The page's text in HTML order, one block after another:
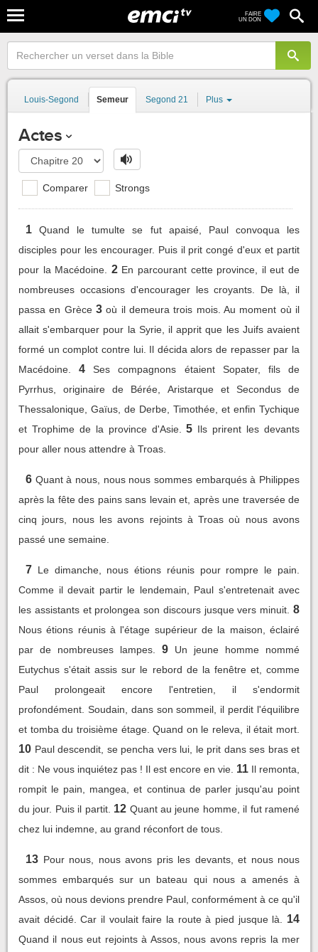
FAIRE
UN DON
Louis-Segond Semeur Segond 21 Plus
Actes
Comparer Strongs
1
Quand le tumulte se fut apaisé, Paul convoqua les
disciples pour les encourager. Puis il prit congé d'eux et partit
pour la Macédoine.
2 En parcourant cette province, il eut de
nombreuses occasions d'encourager les croyants. De là, il
passa en Grèce 3 où il demeura trois mois. Au moment où il
allait s'embarquer pour la Syrie, il apprit que les Juifs avaient
formé un complot contre lui. Il décida alors de repasser par la
Macédoine.
4
Ses compagnons étaient Sopater, fils de
Pyrrhus, originaire de Bérée, Aristarque et Secondus de
Thessalonique, Gaïus, de Derbe, Timothée, et enfin Tychique
et Trophime de la province d'Asie.
5 Ils prirent les devants
pour aller nous attendre à Troas.
6 Quant à nous, nous nous sommes embarqués à Philippes
après la fête des pains sans levain et, après une traversée de
cinq jours, nous les avons rejoints à Troas où nous avons
passé une semaine.
7 Le dimanche, nous étions réunis pour rompre le pain.
Comme il devait partir le lendemain, Paul s'entretenait avec
les assistants et prolongea son discours jusque vers minuit. 8
Nous étions réunis à l'étage supérieur de la maison, éclairé
par de nombreuses lampes.
9
Un jeune homme nommé
Eutychus s'était assis sur le rebord de la fenêtre et, comme
Paul prolongeait encore l'entretien, il s'endormit
profondément. Soudain, dans son sommeil, il perdit l'équilibre
et tomba du troisième étage. Quand on le releva, il était mort.
10 Paul descendit, se pencha vers lui, le prit dans ses bras et
dit : Ne vous inquiétez pas ! Il est encore en vie. 11 Il remonta,
rompit le pain, mangea, et continua de parler jusqu'au point
du jour. Puis il partit. 12 Quant au jeune homme, il fut ramené
chez lui indemne, au grand réconfort de tous.
13 Pour nous, nous avons pris les devants, et nous nous
sommes embarqués sur un bateau qui nous a amenés à
Assos, où nous devions prendre Paul, conformément à ce qu'il
avait décidé. Car il voulait faire la route à pied jusque là.
14
Quand il nous eut rejoints à Assos, nous avons repris la mer